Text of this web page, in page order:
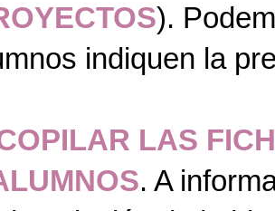
).
indiquen la
LAS
. A